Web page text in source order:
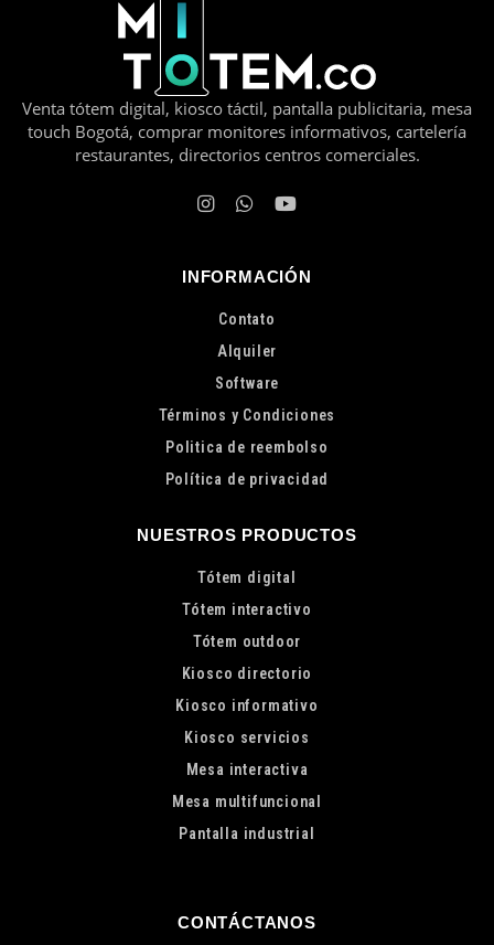
Venta tótem digital, kiosco táctil, pantalla publicitaria, mesa
touch Bogotá, comprar monitores informativos, cartelería
restaurantes, directorios centros comerciales.
INFORMACIÓN
Contato
Alquiler
Software
Términos y Condiciones
Politica de reembolso
Política de privacidad
NUESTROS PRODUCTOS
Tótem digital
Tótem interactivo
Tótem outdoor
Kiosco directorio
Kiosco informativo
Kiosco servicios
Mesa interactiva
Mesa multifuncional
Pantalla industrial
CONTÁCTANOS